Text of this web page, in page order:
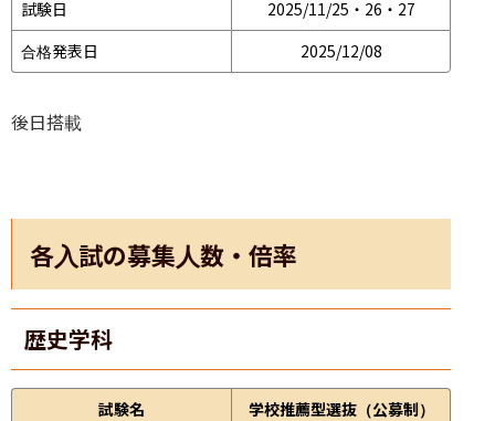
試験日
2025/11/25・26・27
合格発表日
2025/12/08
後日搭載
各入試の募集人数・倍率
歴史学科
試験名
学校推薦型選抜（公募制）